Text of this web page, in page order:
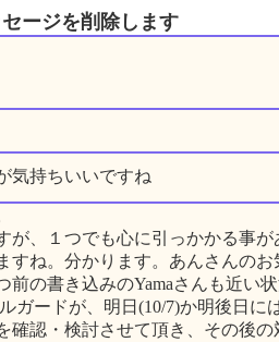
ージを削除します
気持ちいいですね
が、１つでも心に引っかかる事が
すね。分かります。あんさんのお
の書き込みのYamaさんも近い状
ガードが、明日(10/7)か明後日に
確認・検討させて頂き、その後